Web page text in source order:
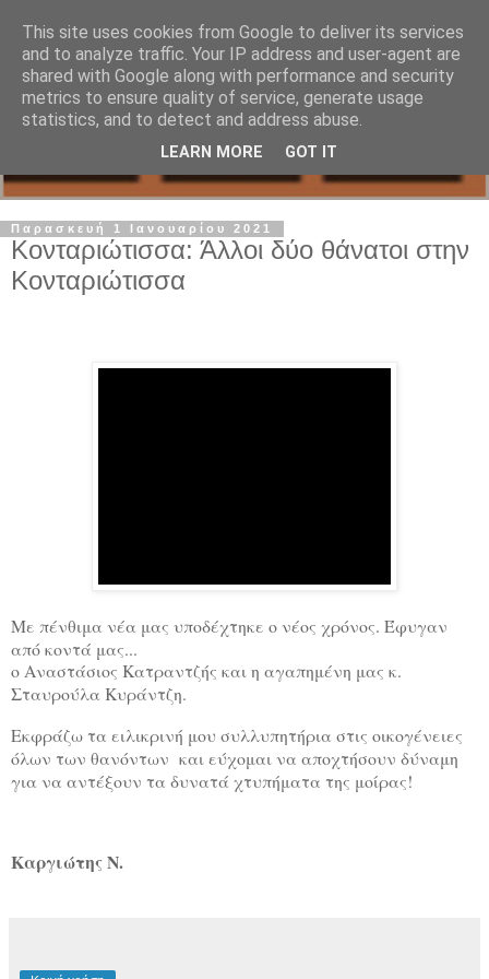
Παρασκευή 1 Ιανουαρίου 2021
Κονταριώτισσα: Άλλοι δύο θάνατοι στην
Κονταριώτισσα
Με πένθιμα νέα μας υποδέχτηκε ο νέος χρόνος. Έφυγαν
από κοντά μας...
ο Αναστάσιος Κατραντζής και η αγαπημένη μας κ.
Σταυρούλα Κυράντζη.
Εκφράζω τα ειλικρινή μου συλλυπητήρια στις οικογένειες
όλων των θανόντων και εύχομαι να αποχτήσουν δύναμη
για να αντέξουν τα δυνατά χτυπήματα της μοίρας!
Καργιώτης Ν.
This site uses cookies from Google to deliver its services
and to analyze traffic. Your IP address and user-agent are
shared with Google along with performance and security
metrics to ensure quality of service, generate usage
statistics, and to detect and address abuse.
LEARN MORE GOT IT